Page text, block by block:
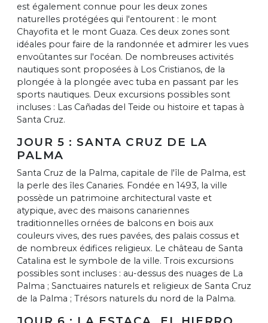
est également connue pour les deux zones
naturelles protégées qui l'entourent : le mont
Chayofita et le mont Guaza. Ces deux zones sont
idéales pour faire de la randonnée et admirer les vues
envoûtantes sur l'océan. De nombreuses activités
nautiques sont proposées à Los Cristianos, de la
plongée à la plongée avec tuba en passant par les
sports nautiques. Deux excursions possibles sont
incluses : Las Cañadas del Teide ou histoire et tapas à
Santa Cruz.
JOUR 5 : SANTA CRUZ DE LA
PALMA
Santa Cruz de la Palma, capitale de l'île de Palma, est
la perle des îles Canaries. Fondée en 1493, la ville
possède un patrimoine architectural vaste et
atypique, avec des maisons canariennes
traditionnelles ornées de balcons en bois aux
couleurs vives, des rues pavées, des palais cossus et
de nombreux édifices religieux. Le château de Santa
Catalina est le symbole de la ville. Trois excursions
possibles sont incluses : au-dessus des nuages de La
Palma ; Sanctuaires naturels et religieux de Santa Cruz
de la Palma ; Trésors naturels du nord de la Palma.